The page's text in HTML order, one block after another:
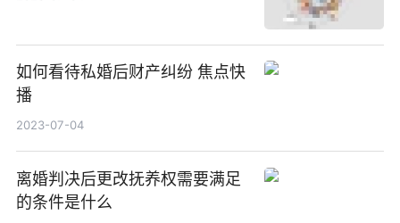
如何看待私婚后财产纠纷 焦点快
播
2023-07-04
离婚判决后更改抚养权需要满足
的条件是什么